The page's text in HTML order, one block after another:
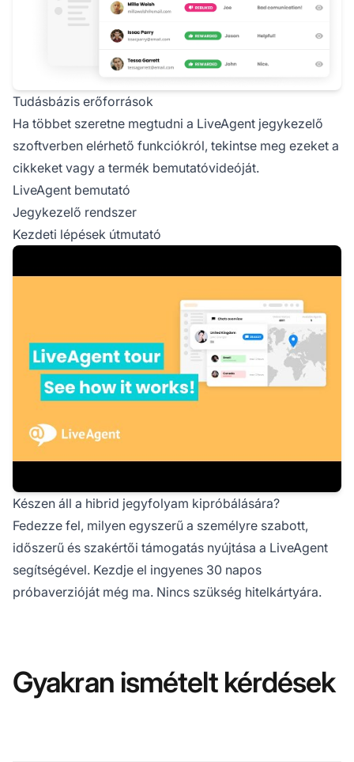
Tudásbázis erőforrások
Ha többet szeretne megtudni a LiveAgent jegykezelő
szoftverben elérhető funkciókról, tekintse meg ezeket a
cikkeket vagy a termék bemutatóvideóját.
LiveAgent bemutató
Jegykezelő rendszer
Kezdeti lépések útmutató
Készen áll a hibrid jegyfolyam kipróbálására?
Fedezze fel, milyen egyszerű a személyre szabott,
időszerű és szakértői támogatás nyújtása a LiveAgent
segítségével. Kezdje el ingyenes 30 napos
próbaverzióját még ma. Nincs szükség hitelkártyára.
Gyakran ismételt kérdések